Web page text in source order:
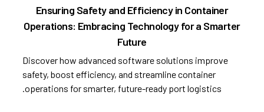
Ensuring Safety and Efficiency in Container
Operations: Embracing Technology for a Smarter
Future
Discover how advanced software solutions improve
safety, boost efficiency, and streamline container
operations for smarter, future-ready port logistics.